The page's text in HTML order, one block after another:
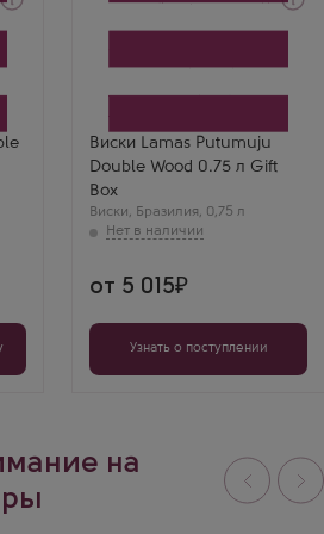
Виски Lamas Putumuju
Double Wood 0.75 л Gift
Box
Виски, Бразилия, 0,75 л
Вуд в подарочной
Бренд
Lamas
Выдержка
5 лет
от 5 015
Узнать о поступлении
на